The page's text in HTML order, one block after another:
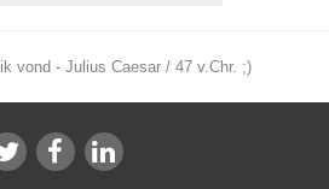
vond - Julius Caesar / 47 v.Chr. ;)